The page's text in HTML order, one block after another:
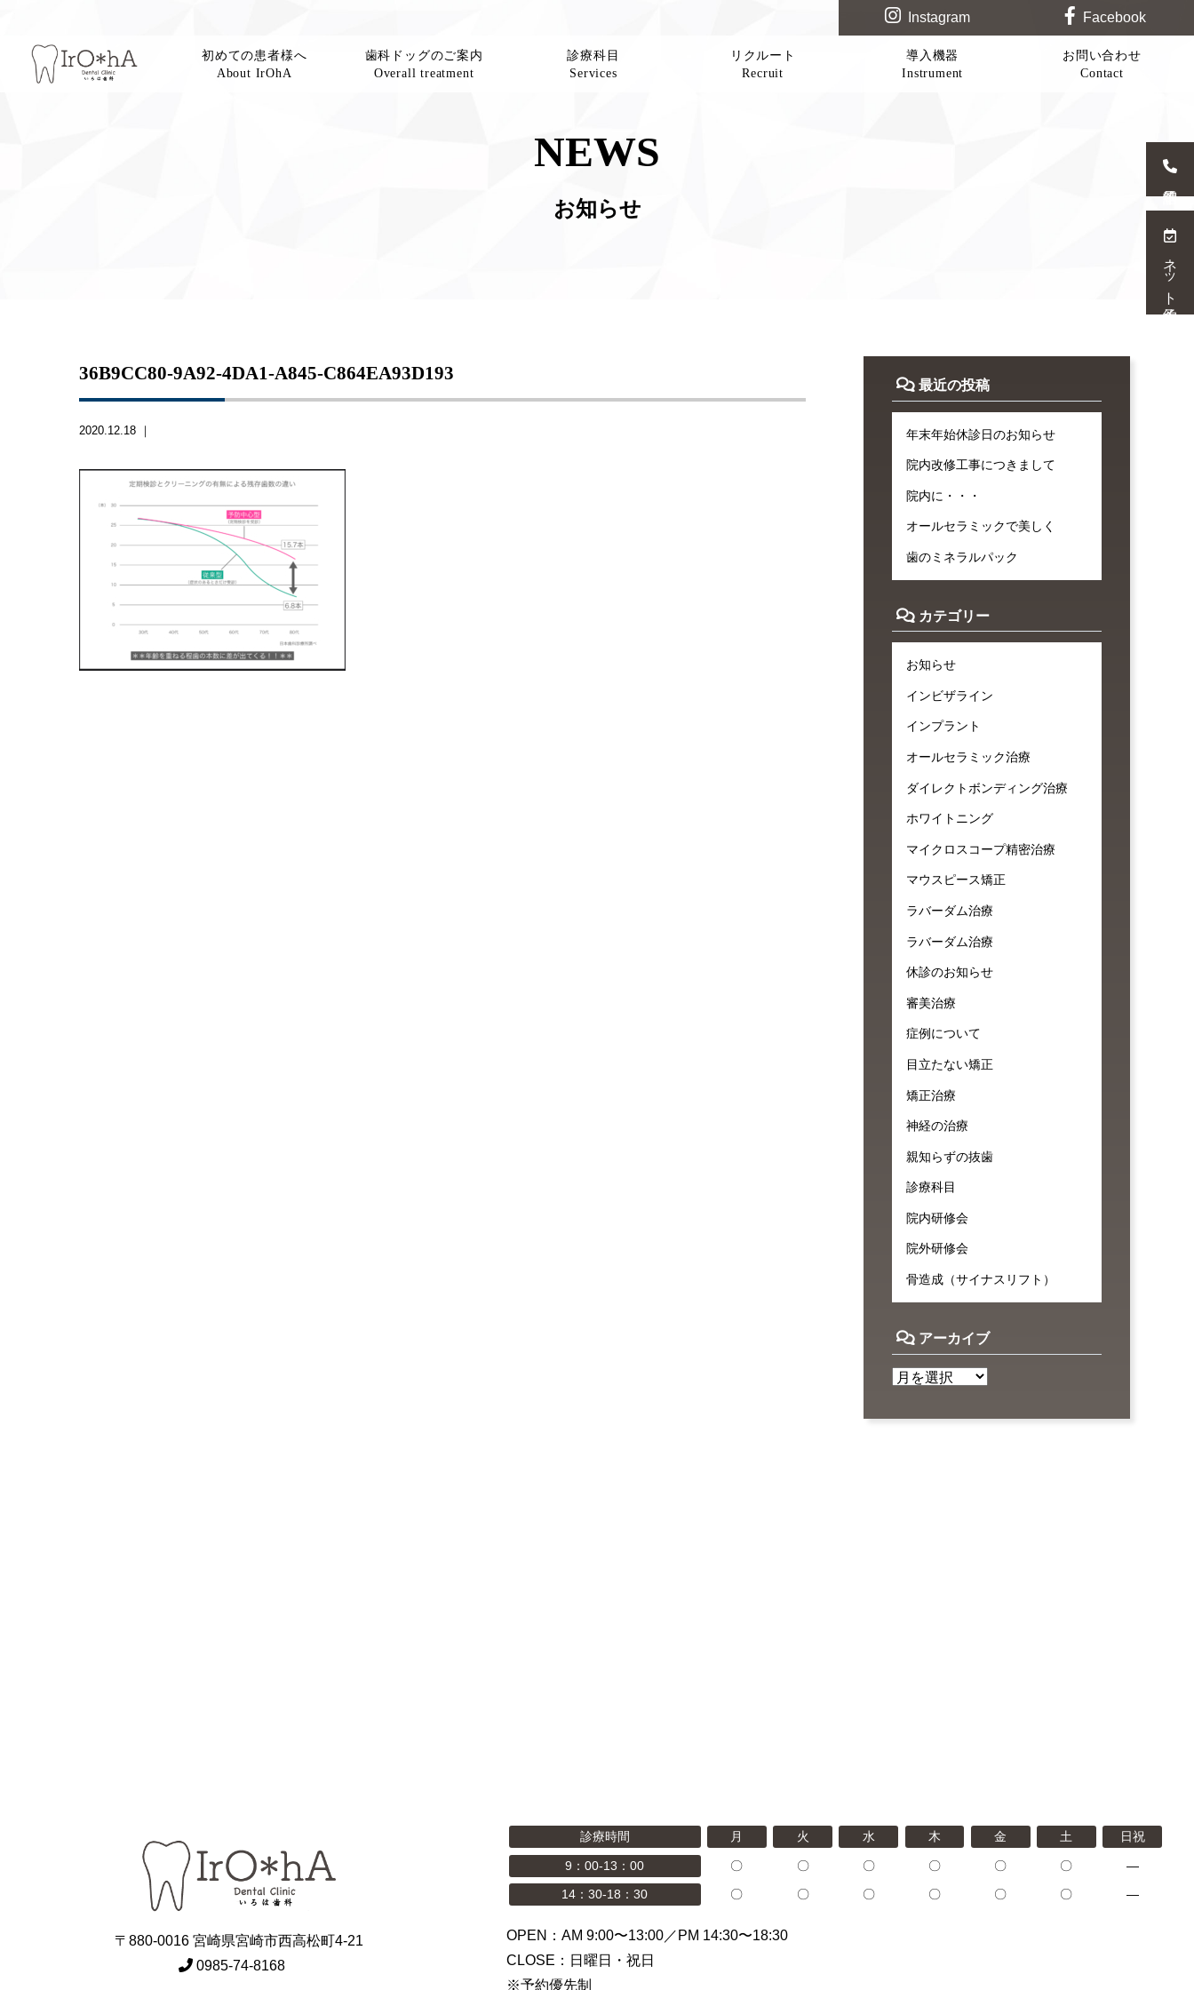
ネット予約
Instagram Facebook
初めての患者様へ
About IrOhA
歯科ドッグのご案内
Overall treatment
診療科目
Services
リクルート
Recruit
導入機器
Instrument
お問い合わせ
Contact
NEWS
お知らせ
36B9CC80-9A92-4DA1-A845-C864EA93D193
2020.12.18 ｜
最近の投稿
年末年始休診日のお知らせ
院内改修工事につきまして
院内に・・・
オールセラミックで美しく
歯のミネラルパック
カテゴリー
お知らせ
インビザライン
インプラント
オールセラミック治療
ダイレクトボンディング治療
ホワイトニング
マイクロスコープ精密治療
マウスピース矯正
ラバーダム治療
ラバーダム治療
休診のお知らせ
審美治療
症例について
目立たない矯正
矯正治療
神経の治療
親知らずの抜歯
診療科目
院内研修会
院外研修会
骨造成（サイナスリフト）
アーカイブ
〒880-0016 宮崎県宮崎市西高松町4-21
0985-74-8168
診療時間 月 火 水 木 金 土 日祝
9：00-13：00 〇 〇 〇 〇 〇 〇 ―
14：30-18：30 〇 〇 〇 〇 〇 〇 ―
OPEN：AM 9:00〜13:00／PM 14:30〜18:30
CLOSE：日曜日・祝日
※予約優先制